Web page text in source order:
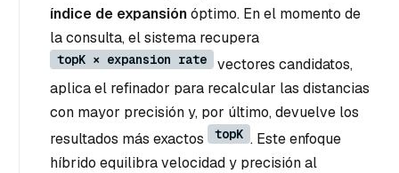
índice de expansiónóptimo. En el momento de
la consulta, el sistema recupera
topK × expansion rate
vectores candidatos,
aplica el refinador para recalcular las distancias
con mayor precisión y, por último, devuelve los
resultados más exactos
topK . Este enfoque
híbrido equilibra velocidad y precisión al